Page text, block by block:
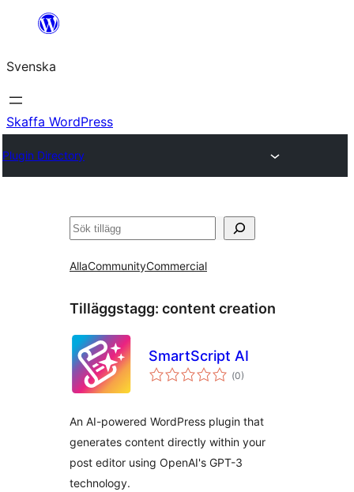
Hoppa
innehåll
Svenska
Skaffa WordPress
Plugin Directory
Sök
AllaCommunityCommercial
Tilläggstagg: content creation
SmartScript AI
(Totalt
antal
0)
An AI-powered WordPress plugin that
generates content directly within your
post editor using OpenAI's GPT-3
technology.